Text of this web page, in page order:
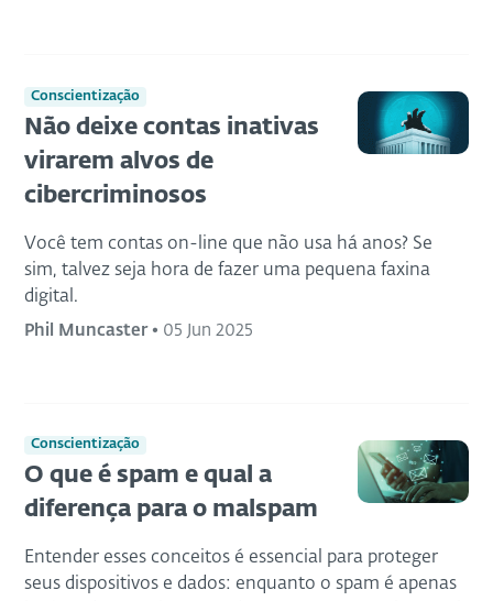
Conscientização
Não deixe contas inativas
virarem alvos de
cibercriminosos
Você tem contas on-line que não usa há anos? Se
sim, talvez seja hora de fazer uma pequena faxina
digital.
Phil Muncaster• 05 Jun 2025
Conscientização
O que é spam e qual a
diferença para o malspam
Entender esses conceitos é essencial para proteger
seus dispositivos e dados: enquanto o spam é apenas